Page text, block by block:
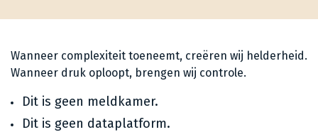
Wanneer complexiteit toeneemt, creëren wij helderheid.
Wanneer druk oploopt, brengen wij controle.
Dit is geen meldkamer.
Dit is geen dataplatform.